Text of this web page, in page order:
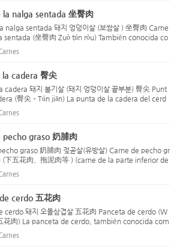
la nalga sentada 坐臀肉
nalga sentada 돼지 엉덩이살 (보쌈살 ) 坐臀肉 Carne
sentada (坐臀肉 Zuò tún ròu) También conocida co
tabla sentada (Zuò bǎn ròu) Ubicación: Se encue
superior de la pierna trasera del cerdo, ...
la cadera 臀尖
cadera 돼지 볼기살 (돼지 엉덩이살 끝부분) 臀尖 Punt
(臀尖 – Tún jiān) La punta de la cadera del cerd
que se encuentra justo junto al glúteo, con un col
y una textura fina y tierna. Es adecu...
pecho graso 奶脯肉
graso 奶脯肉 젖곧살(유방살) Carne de pecho gr
(下五花肉、拖泥肉等 ) (carne de la parte inferior de
con exceso de grasa, etc.) La carne de pecho
en la parte inferior del abdomen del ...
cerdo 五花肉
cerdo 돼지 오돌삼겹살 五花肉 Panceta de cerdo (W
花肉) La panceta de cerdo, también conocida com
en chino, es una parte del abdomen del cerdo q
abundante tejido graso intercalado con carne ma